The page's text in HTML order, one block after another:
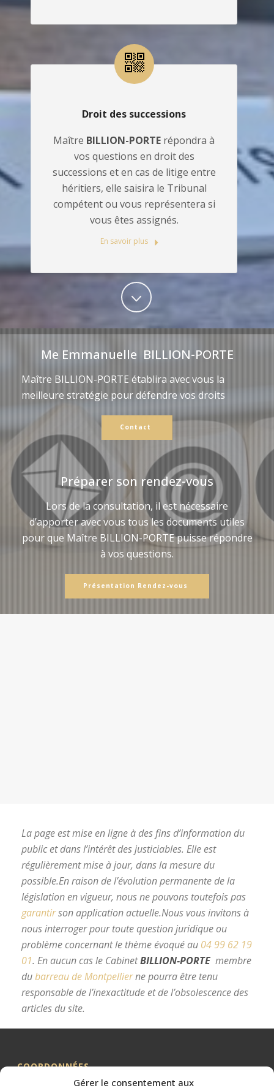
Gérer le consentement aux
Droit des successions
Maître BILLION-PORTE répondra à
vos questions en droit des
successions et en cas de litige entre
héritiers, elle saisira le Tribunal
compétent ou vous représentera si
vous êtes assignés.
En savoir plus
Me Emmanuelle BILLION-PORTE
Maître BILLION-PORTE établira avec vous la
meilleure stratégie pour défendre vos droits
Contact
Préparer son rendez-vous
Lors de la consultation, il est nécessaire
d’apporter avec vous tous les documents utiles
pour que Maître BILLION-PORTE puisse répondre
à vos questions.
Présentation Rendez-vous
La page est mise en ligne à des fins d’information du
public et dans l’intérêt des justiciables. Elle est
régulièrement mise à jour, dans la mesure du
possible.En raison de l’évolution permanente de la
législation en vigueur, nous ne pouvons toutefois pas
garantirson application actuelle.Nous vous invitons à
nous interroger pour toute question juridique ou
problème concernant le thème évoqué au 04 99 62 19
01. En aucun cas le CabinetBILLION-PORTE membre
dubarreau de Montpellierne pourra être tenu
responsable de l’inexactitude et de l’obsolescence des
articles du site.
COORDONNÉES
Me BILLION-PORTE